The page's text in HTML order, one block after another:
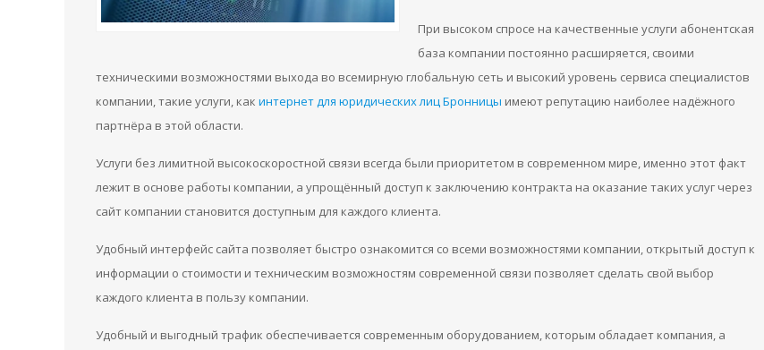
При высоком спросе на качественные услуги абонентская
база компании постоянно расширяется, своими
техническими возможностями выхода во всемирную глобальную сеть и высокий уровень сервиса специалистов
компании, такие услуги, как интернет для юридических лиц Бронницы имеют репутацию наиболее надёжного
партнёра в этой области.
Услуги без лимитной высокоскоростной связи всегда были приоритетом в современном мире, именно этот факт
лежит в основе работы компании, а упрощённый доступ к заключению контракта на оказание таких услуг через
сайт компании становится доступным для каждого клиента.
Удобный интерфейс сайта позволяет быстро ознакомится со всеми возможностями компании, открытый доступ к
информации о стоимости и техническим возможностям современной связи позволяет сделать свой выбор
каждого клиента в пользу компании.
Удобный и выгодный трафик обеспечивается современным оборудованием, которым обладает компания, а